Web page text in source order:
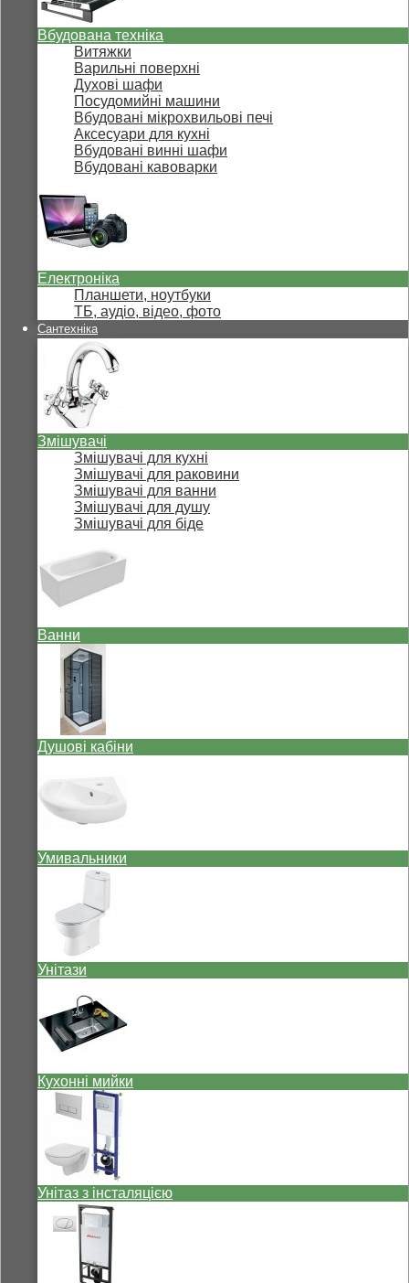
Вбудована техніка
Витяжки
Варильні поверхні
Духові шафи
Посудомийні машини
Вбудовані мікрохвильові печі
Аксесуари для кухні
Вбудовані винні шафи
Вбудовані кавоварки
Електроніка
Планшети, ноутбуки
ТБ, аудіо, відео, фото
Сантехніка
Змішувачі
Змішувачі для кухні
Змішувачі для раковини
Змішувачі для ванни
Змішувачі для душу
Змішувачі для біде
Ванни
Душові кабіни
Умивальники
Унітази
Кухонні мийки
Унітаз з інсталяцією